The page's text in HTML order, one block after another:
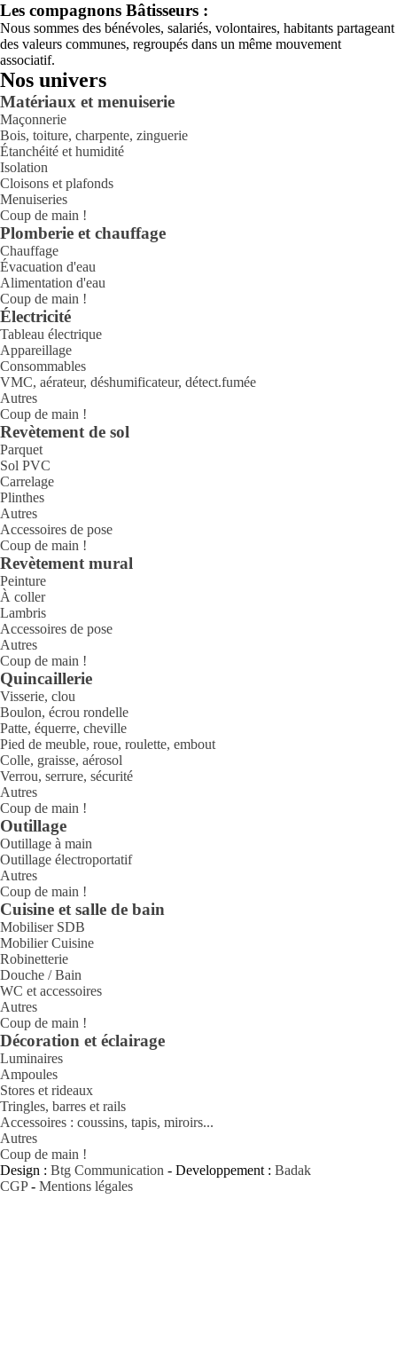
Les compagnons Bâtisseurs :
Nous sommes des bénévoles, salariés, volontaires, habitants partageant
des valeurs communes, regroupés dans un même mouvement
associatif.
Nos univers
Matériaux et menuiserie
Maçonnerie
Bois, toiture, charpente, zinguerie
Étanchéité et humidité
Isolation
Cloisons et plafonds
Menuiseries
Coup de main !
Plomberie et chauffage
Chauffage
Évacuation d'eau
Alimentation d'eau
Coup de main !
Électricité
Tableau électrique
Appareillage
Consommables
VMC, aérateur, déshumificateur, détect.fumée
Autres
Coup de main !
Revètement de sol
Parquet
Sol PVC
Carrelage
Plinthes
Autres
Accessoires de pose
Coup de main !
Revètement mural
Peinture
À coller
Lambris
Accessoires de pose
Autres
Coup de main !
Quincaillerie
Visserie, clou
Boulon, écrou rondelle
Patte, équerre, cheville
Pied de meuble, roue, roulette, embout
Colle, graisse, aérosol
Verrou, serrure, sécurité
Autres
Coup de main !
Outillage
Outillage à main
Outillage électroportatif
Autres
Coup de main !
Cuisine et salle de bain
Mobiliser SDB
Mobilier Cuisine
Robinetterie
Douche / Bain
WC et accessoires
Autres
Coup de main !
Décoration et éclairage
Luminaires
Ampoules
Stores et rideaux
Tringles, barres et rails
Accessoires : coussins, tapis, miroirs...
Autres
Coup de main !
Design : Btg Communication - Developpement : Badak
CGP- Mentions légales